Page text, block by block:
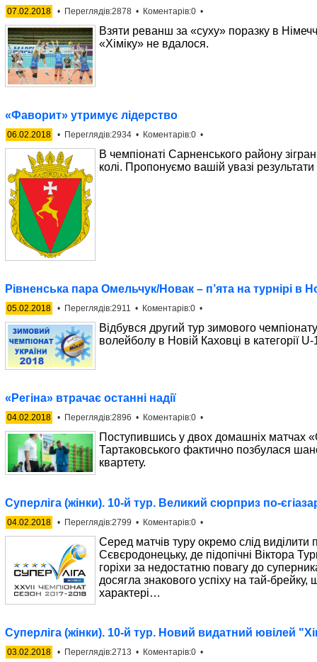
07.02.2018 • Переглядів:2878 • Коментарів:0 •
Взяти реванш за «суху» поразку в
«Хіміку» не вдалося.
«Фаворит» утримує лідерство
06.02.2018 • Переглядів:2934 • Коментарів:0 •
В чемпіонаті Сарненського району
колі. Пропонуємо вашій увазі результати
Рівненська пара Омельчук/Новак – п’ята на турнірі в
05.02.2018 • Переглядів:2911 • Коментарів:0 •
Відбувся другий тур зимового
волейболу в Новій Каховці в категорії U-
«Регіна» втрачає останні надії
04.02.2018 • Переглядів:2896 • Коментарів:0 •
Поступившись у двох домашніх матчах
Тартаковського фактично позбулася
квартету.
Суперліга (жінки). 10-й тур. Великий сюрприз по-
04.02.2018 • Переглядів:2799 • Коментарів:0 •
Серед матчів туру окремо слід виділити
Сєвєродонецьку, де підопічні Віктора
горіхи за недостатню повагу до
досягла знакового успіху на тай-брейку,
характері…
Суперліга (жінки). 10-й тур. Новий видатний ювілей
03.02.2018 • Переглядів:2713 • Коментарів:0 •